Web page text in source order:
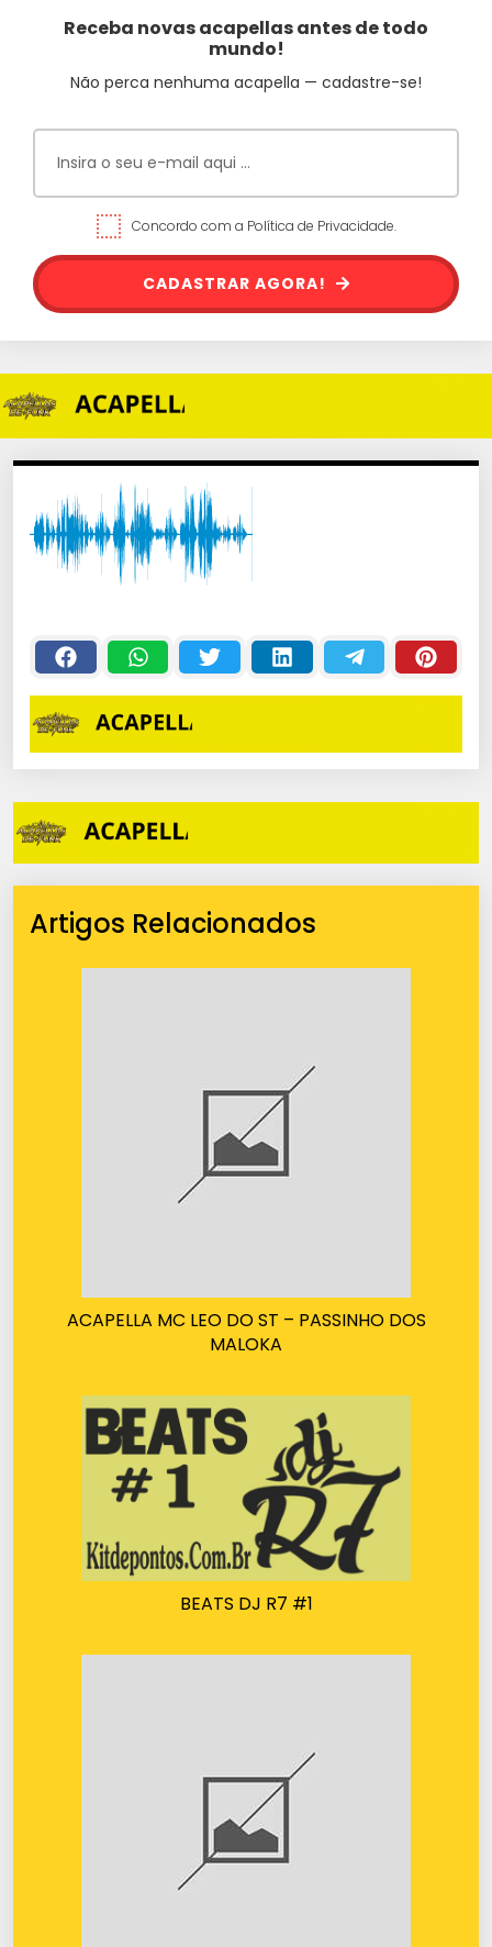
Receba novas acapellas antes de todo
mundo!
Não perca nenhuma acapella — cadastre-se!
Concordo com a Política de Privacidade.
CADASTRAR AGORA!
Artigos Relacionados
ACAPELLA MC LEO DO ST – PASSINHO DOS
MALOKA
BEATS DJ R7 #1